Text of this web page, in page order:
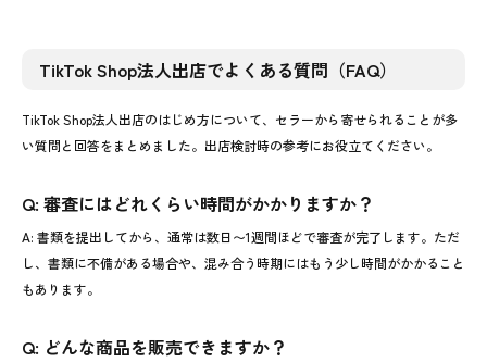
TikTok Shop法人出店でよくある質問（FAQ）
TikTok Shop法人出店のはじめ方について、セラーから寄せられることが多
い質問と回答をまとめました。出店検討時の参考にお役立てください。
Q: 審査にはどれくらい時間がかかりますか？
A: 書類を提出してから、通常は数日〜1週間ほどで審査が完了します。ただ
し、書類に不備がある場合や、混み合う時期にはもう少し時間がかかること
もあります。
Q: どんな商品を販売できますか？